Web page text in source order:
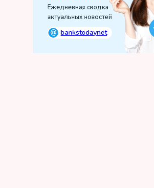
Ежедневная сводка
актуальных новостей
@ bankstodaynet